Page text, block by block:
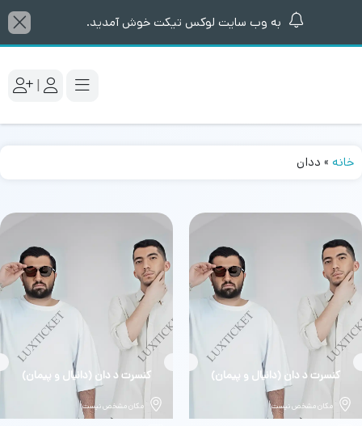
به وب سایت لوکس تیکت خوش آمدید.
|
خانه » ددان
بلیط
کنسرت د دان (دانیال و پیمان)
مکان مشخص نیست
بلیط
کنسرت د دان (دانیال و پیمان)
مکان مشخص نیست